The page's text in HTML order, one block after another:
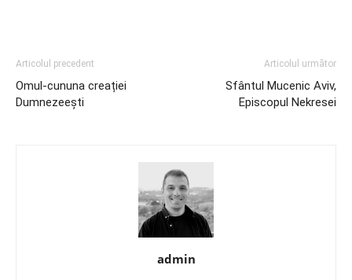
Articolul precedent
Omul-cununa creației
Dumnezeești
Articolul următor
Sfântul Mucenic Aviv,
Episcopul Nekresei
admin